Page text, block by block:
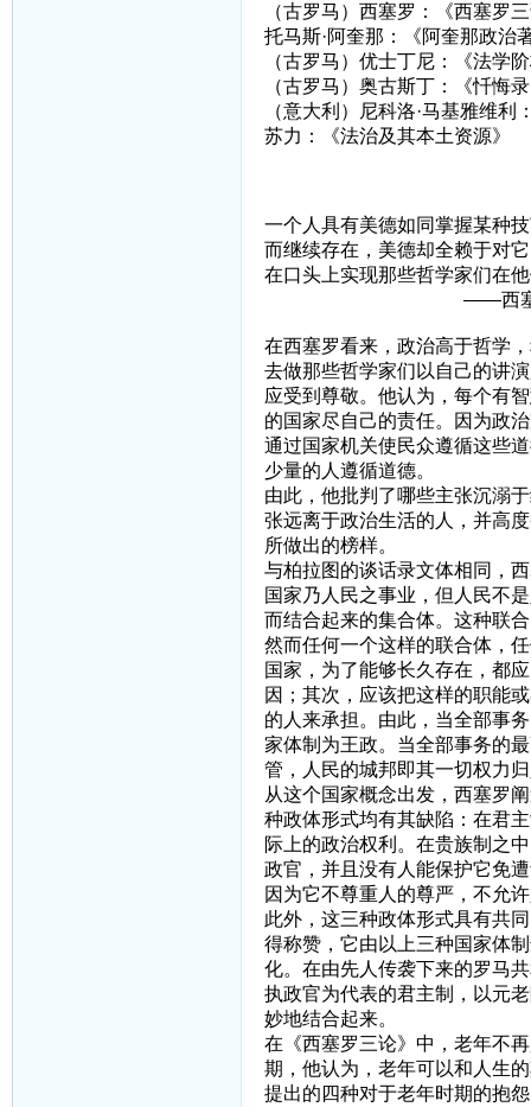
（古罗马）西塞罗：《西塞罗
托马斯·阿奎那：《阿奎那政治
（古罗马）优士丁尼：《法学
（古罗马）奥古斯丁：《忏悔
（意大利）尼科洛·马基雅维利
苏力：《法治及其本土资源》
一个人具有美德如同掌握某种
而继续存在，美德却全赖于对
在口头上实现那些哲学家
——西塞罗《论
在西塞罗看来，政治高于哲学
去做那些哲学家们以自己的讲
应受到尊敬。他认为，每个有
的国家尽自己的责任。因为政
通过国家机关使民众遵循这些
少量的人遵循道德。
由此，他批判了哪些主张沉溺
张远离于政治生活的人，并高
所做出的榜样。
与柏拉图的谈话录文体相同，
国家乃人民之事业，但人民不
而结合起来的集合体。这种联
然而任何一个这样的联合体，
国家，为了能够长久存在，都
因；其次，应该把这样的职能
的人来承担。由此，当全部事
家体制为王政。当全部事务的
管，人民的城邦即其一切权力
从这个国家概念出发，西塞罗
种政体形式均有其缺陷：在君
际上的政治权利。在贵族制之
政官，并且没有人能保护它免
因为它不尊重人的尊严，不允
此外，这三种政体形式具有共
得称赞，它由以上三种国家体
化。在由先人传袭下来的罗马
执政官为代表的君主制，以元
妙地结合起来。
在《西塞罗三论》中，老年不
期，他认为，老年可以和人生
提出的四种对于老年时期的抱